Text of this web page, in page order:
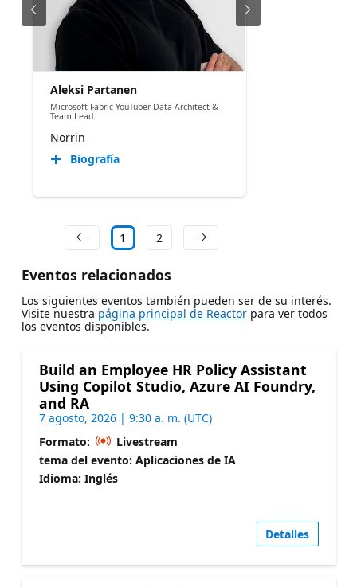
Aleksi Partanen
Microsoft Fabric YouTuber Data Architect &
Team Lead
Norrin
Biografía
1 2
Eventos relacionados
Los siguientes eventos también pueden ser de su interés.
Visite nuestra página principal de Reactorpara ver todos
los eventos disponibles.
Build an Employee HR Policy Assistant
Using Copilot Studio, Azure AI Foundry,
and RA
7 agosto, 2026 | 9:30 a. m. (UTC)
Formato:
Livestream
tema del evento: Aplicaciones de IA
Idioma: Inglés
Detalles